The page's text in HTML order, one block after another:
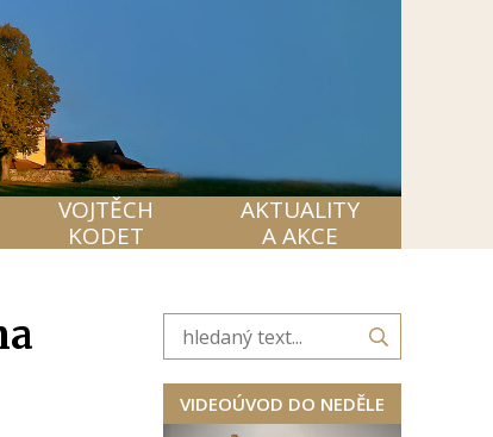
VOJTĚCH
KODET
AKTUALITY
A AKCE
VIDEOÚVOD DO NEDĚLE